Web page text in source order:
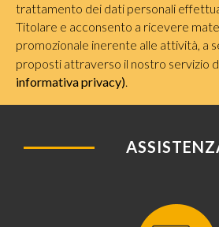
trattamento dei dati personali
Titolare e acconsento a ricevere
promozionale inerente alle attività, a
proposti attraverso il nostro servizio
informativa privacy).